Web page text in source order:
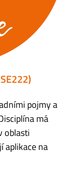
pojmy a
má
oblasti
aplikace na